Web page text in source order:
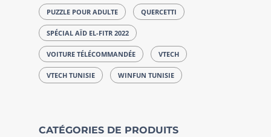
PUZZLE POUR ADULTE QUERCETTI
SPÉCIAL AÏD EL-FITR 2022
VOITURE TÉLÉCOMMANDÉE VTECH
VTECH TUNISIE WINFUN TUNISIE
CATÉGORIES DE PRODUITS